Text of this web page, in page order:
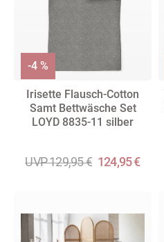
Irisette Flausch-Cotton
Samt Bettwäsche Set
LOYD 8835-11 silber
UVP 129,95 € 124,95 €
-4 %